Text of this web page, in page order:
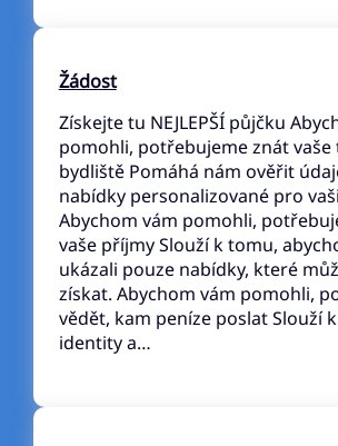
Žádost
Získejte tu NEJLEPŠÍ půjčku
pomohli, potřebujeme znát vaše
bydliště Pomáhá nám ověřit
nabídky personalizované pro
Abychom vám pomohli,
vaše příjmy Slouží k tomu,
ukázali pouze nabídky, které
získat. Abychom vám pomohli,
vědět, kam peníze poslat Slouží
identity a…